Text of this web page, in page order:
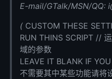
E-mail/GTalk/MSN/QQ:
( CUSTOM THESE
RUN THINS SCRIPT //
域的参数
LEAVE IT BLANK IF
不需要其中某些功能请将